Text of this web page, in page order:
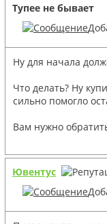
Тупее не бывает
Ну для начала
Что делать? Ну
сильно помогло
Вам нужно
Ювентус